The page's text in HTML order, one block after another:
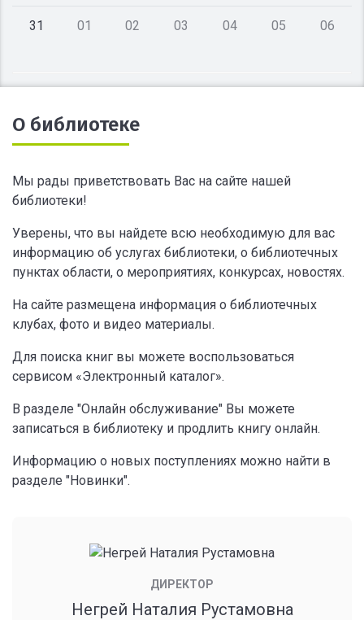
31 01 02 03 04 05 06
О библиотеке
Мы рады приветствовать Вас на сайте нашей
библиотеки!
Уверены, что вы найдете всю необходимую для вас
информацию об услугах библиотеки, о библиотечных
пунктах области, о мероприятиях, конкурсах, новостях.
На сайте размещена информация о библиотечных
клубах, фото и видео материалы.
Для поиска книг вы можете воспользоваться
сервисом «Электронный каталог».
В разделе "Онлайн обслуживание" Вы можете
записаться в библиотеку и продлить книгу онлайн.
Информацию о новых поступлениях можно найти в
разделе "Новинки".
ДИРЕКТОР
Негрей Наталия Рустамовна